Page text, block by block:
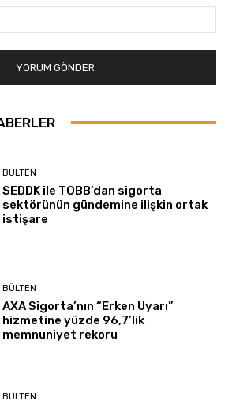
BÜLTEN
SEDDK ile TOBB’dan sigorta
sektörünün gündemine ilişkin ortak
istişare
BÜLTEN
AXA Sigorta’nın “Erken Uyarı”
hizmetine yüzde 96,7’lik
memnuniyet rekoru
BÜLTEN